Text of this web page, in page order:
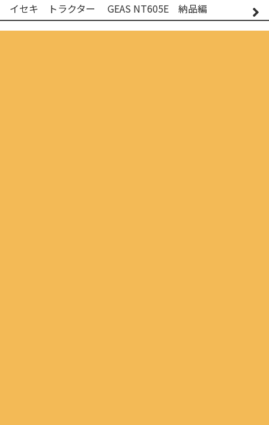
イセキ トラクター GEAS NT605E 納品編